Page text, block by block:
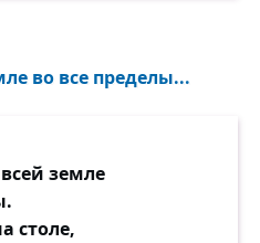
во все пределы...
земле
столе,